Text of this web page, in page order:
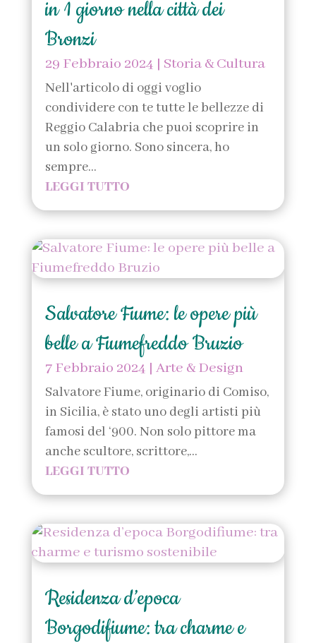
in 1 giorno nella città dei
Bronzi
29 Febbraio 2024 | Storia & Cultura
Nell'articolo di oggi voglio
condividere con te tutte le bellezze di
Reggio Calabria che puoi scoprire in
un solo giorno. Sono sincera, ho
sempre...
LEGGI TUTTO
Salvatore Fiume: le opere più
belle a Fiumefreddo Bruzio
7 Febbraio 2024 | Arte & Design
Salvatore Fiume, originario di Comiso,
in Sicilia, è stato uno degli artisti più
famosi del ‘900. Non solo pittore ma
anche scultore, scrittore,...
LEGGI TUTTO
Residenza d’epoca
Borgodifiume: tra charme e